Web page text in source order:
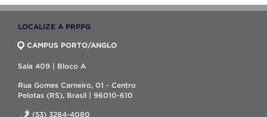
LOCALIZE A PRPPG
CAMPUS PORTO/ANGLO
Sala 409 | Bloco A
Rua Gomes Carneiro, 01 - Centro
Pelotas (RS), Brasil | 96010-610
(53) 3284-4080